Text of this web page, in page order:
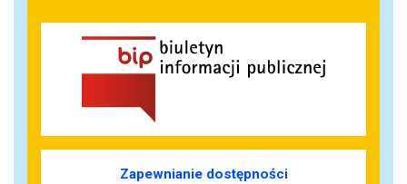
Zapewnianie dostępności